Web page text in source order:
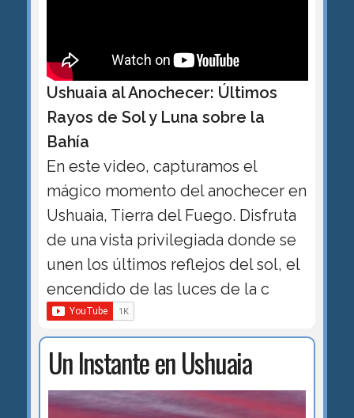
Ushuaia al Anochecer: Últimos
Rayos de Sol y Luna sobre la
Bahía
En este video, capturamos el
mágico momento del anochecer en
Ushuaia, Tierra del Fuego. Disfruta
de una vista privilegiada donde se
unen los últimos reflejos del sol, el
encendido de las luces de la c
Un Instante en Ushuaia